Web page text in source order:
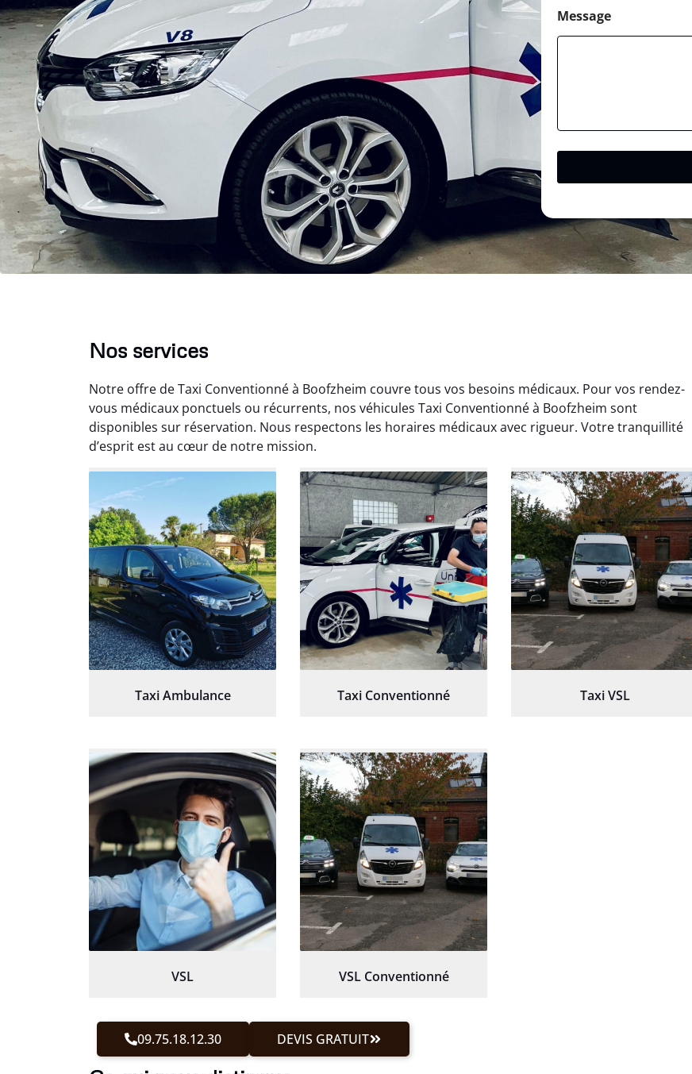
Message
Nos services
Notre offre de Taxi Conventionné à Boofzheim couvre tous vos besoins médicaux. Pour vos rendez-
vous médicaux ponctuels ou récurrents, nos véhicules Taxi Conventionné à Boofzheim sont
disponibles sur réservation. Nous respectons les horaires médicaux avec rigueur. Votre tranquillité
d’esprit est au cœur de notre mission.
Taxi Ambulance Taxi Conventionné Taxi VSL
VSL VSL Conventionné
09.75.18.12.30 DEVIS GRATUIT
Arnaud Deschamps
30 janvier 2025
Très satisfait du transport,
tout s’est bien déroulé.
Chauffeur à l’écoute et
patient.
Jérémy Ferrand
8 septembre 2024
Transport ponctuel et
personnel très attentionné.
Très satisfait du service.